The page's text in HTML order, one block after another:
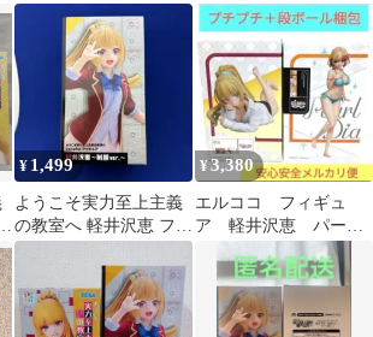
7ギュア 制服ver. 箱無し
ギュア 制服ver.
¥ 1,499
ようこそ実力至上主義
の教室へ 軽井沢恵 フィ
ギュア〈新品・未開
¥3,380
エルココ フィギュ
ア 軽井沢恵 パール
ダイヤモンド ２体セ
ット 新品未開封